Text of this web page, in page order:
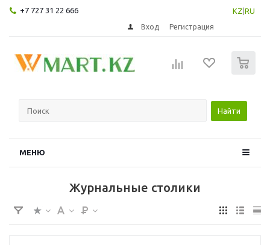
+7 727 31 22 666 KZ RU
Вход Регистрация
Найти
МЕНЮ
Журнальные столики